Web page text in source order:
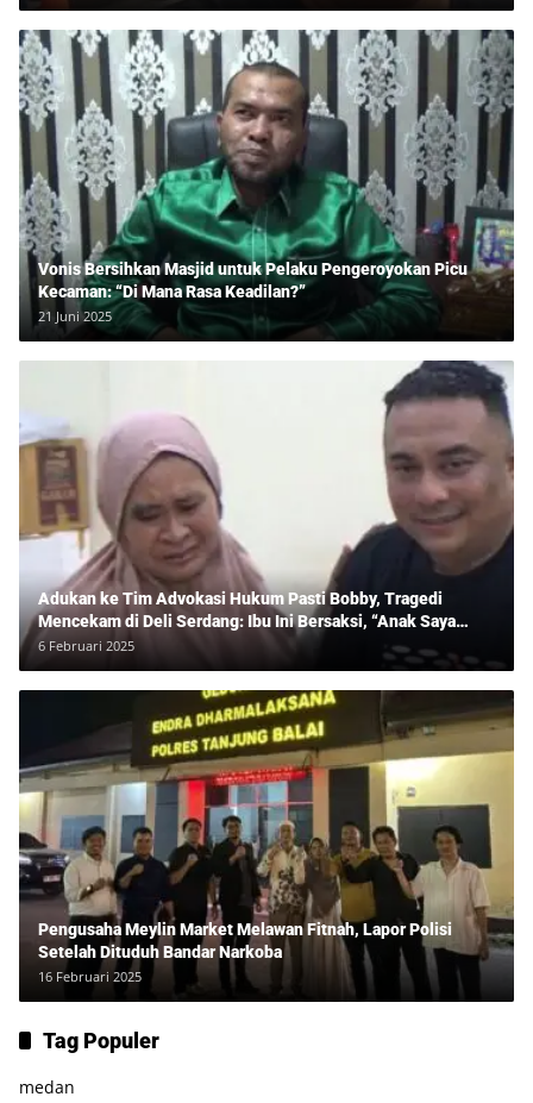
Vonis Bersihkan Masjid untuk Pelaku Pengeroyokan Picu
Kecaman: “Di Mana Rasa Keadilan?”
21 Juni 2025
Adukan ke Tim Advokasi Hukum Pasti Bobby, Tragedi
Mencekam di Deli Serdang: Ibu Ini Bersaksi, “Anak Saya
Ditangkap Tanpa Bukti dan Bukan Bandar Narkoba!”
6 Februari 2025
Pengusaha Meylin Market Melawan Fitnah, Lapor Polisi
Setelah Dituduh Bandar Narkoba
16 Februari 2025
Tag Populer
medan